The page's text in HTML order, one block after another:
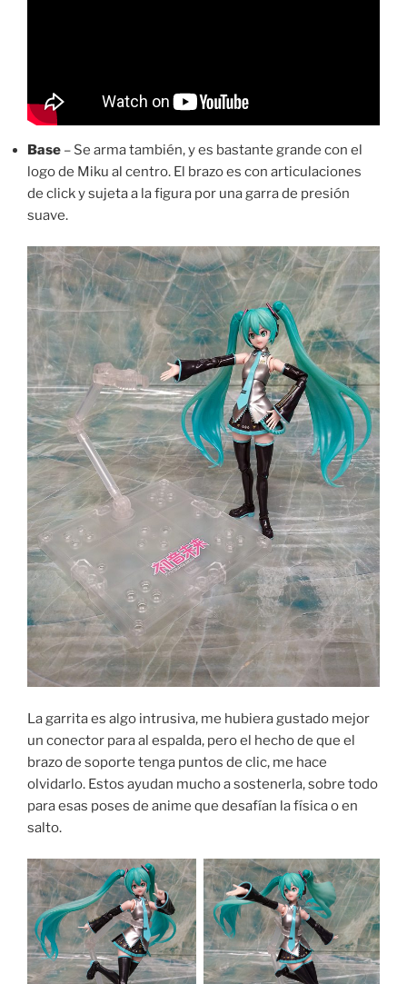
Base – Se arma también, y es bastante grande con el
logo de Miku al centro. El brazo es con articulaciones
de click y sujeta a la figura por una garra de presión
suave.
La garrita es algo intrusiva, me hubiera gustado mejor
un conector para al espalda, pero el hecho de que el
brazo de soporte tenga puntos de clic, me hace
olvidarlo. Estos ayudan mucho a sostenerla, sobre todo
para esas poses de anime que desafían la física o en
salto.